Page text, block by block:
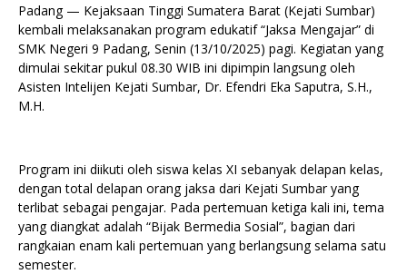
Padang — Kejaksaan Tinggi Sumatera Barat (Kejati Sumbar)
kembali melaksanakan program edukatif “Jaksa Mengajar” di
SMK Negeri 9 Padang, Senin (13/10/2025) pagi. Kegiatan yang
dimulai sekitar pukul 08.30 WIB ini dipimpin langsung oleh
Asisten Intelijen Kejati Sumbar, Dr. Efendri Eka Saputra, S.H.,
M.H.
Program ini diikuti oleh siswa kelas XI sebanyak delapan kelas,
dengan total delapan orang jaksa dari Kejati Sumbar yang
terlibat sebagai pengajar. Pada pertemuan ketiga kali ini, tema
yang diangkat adalah “Bijak Bermedia Sosial”, bagian dari
rangkaian enam kali pertemuan yang berlangsung selama satu
semester.